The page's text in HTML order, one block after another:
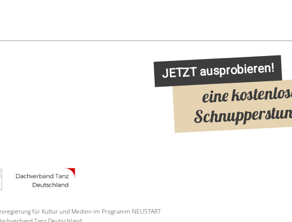
JETZT ausprobieren!
eine
für Kultur und Medien im Programm NEUSTART